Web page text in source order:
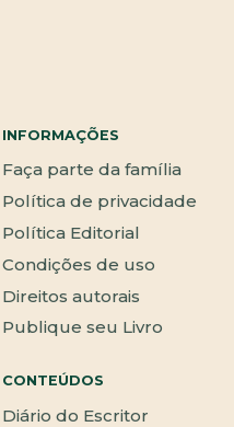
INFORMAÇÕES
Faça parte da família
Política de privacidade
Política Editorial
Condições de uso
Direitos autorais
Publique seu Livro
CONTEÚDOS
Diário do Escritor